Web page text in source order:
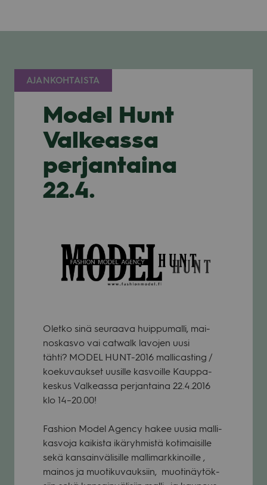
AJANKOHTAISTA
Model Hunt
Valkeassa
perjantaina
22.4.
Oletko sinä seu­raava huip­pu­malli, mai­
nos­kasvo vai catwalk lavo­jen uusi
tähti? MODEL HUNT-2016 mal­licas­ting /
koe­ku­vauk­set uusille kas­voille Kaup­pa­
kes­kus Val­keassa per­jan­taina 22.4.2016
klo 14–20.00!
Fas­hion Model Agency hakee uusia mal­li­
kas­voja kai­kista ikä­ryh­mistä koti­mai­sille
sekä kan­sain­vä­li­sille mal­li­mark­ki­noille ,
mai­nos ja muo­ti­ku­vauk­siin, muo­ti­näy­tök­